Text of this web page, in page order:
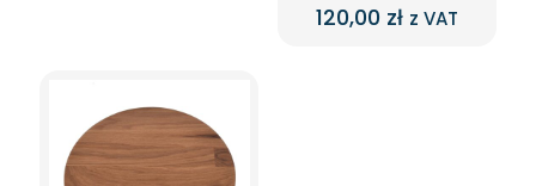
120,00 zł z VAT